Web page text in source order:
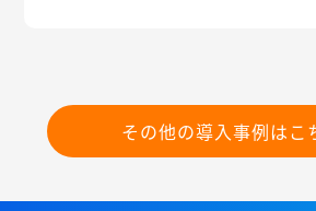
その他の導入事例はこ